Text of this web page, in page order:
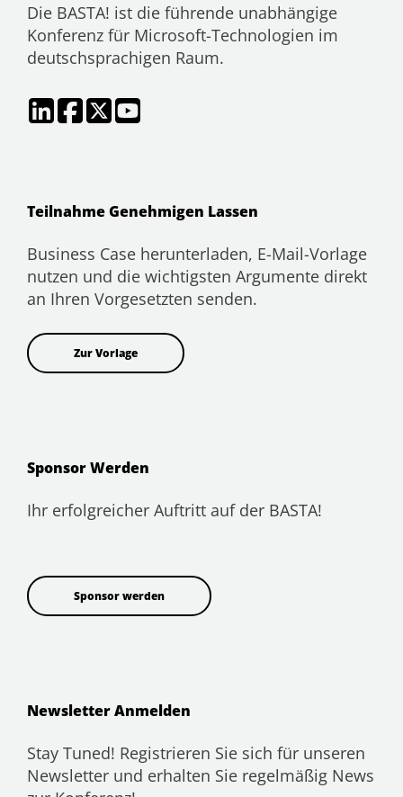
Die BASTA! ist die führende unabhängige
Konferenz für Microsoft-Technologien im
deutschsprachigen Raum.
Teilnahme Genehmigen Lassen
Business Case herunterladen, E-Mail-Vorlage
nutzen und die wichtigsten Argumente direkt
an Ihren Vorgesetzten senden.
Zur Vorlage
Sponsor Werden
Ihr erfolgreicher Auftritt auf der BASTA!
Sponsor werden
Newsletter Anmelden
Stay Tuned! Registrieren Sie sich für unseren
Newsletter und erhalten Sie regelmäßig News